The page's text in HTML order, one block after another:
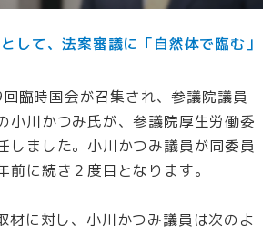
して、法案審議に「自然体で臨む」
臨時国会が召集され、参議院議員
小川かつみ氏が、参議院厚生労働委
しました。小川かつみ議員が同委員
前に続き２度目となります。
材に対し、小川かつみ議員は次のよ